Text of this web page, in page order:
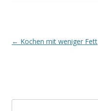
Beitrags-
← Kochen mit weniger Fett